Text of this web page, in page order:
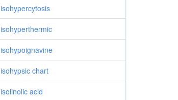
isohypercytosis
isohyperthermic
isohypoignavine
isohypsic chart
isoiinolic acid